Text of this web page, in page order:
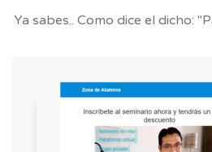
Ya sabes.. Como dice el dicho: